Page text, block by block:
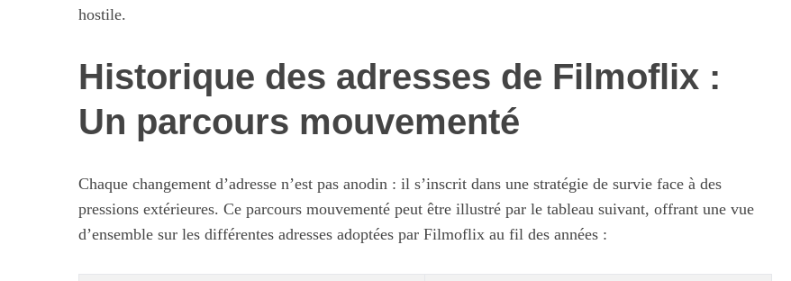
hostile.
Historique des adresses de Filmoflix :
Un parcours mouvementé
Chaque changement d’adresse n’est pas anodin : il s’inscrit dans une stratégie de survie face à des
pressions extérieures. Ce parcours mouvementé peut être illustré par le tableau suivant, offrant une vue
d’ensemble sur les différentes adresses adoptées par Filmoflix au fil des années :